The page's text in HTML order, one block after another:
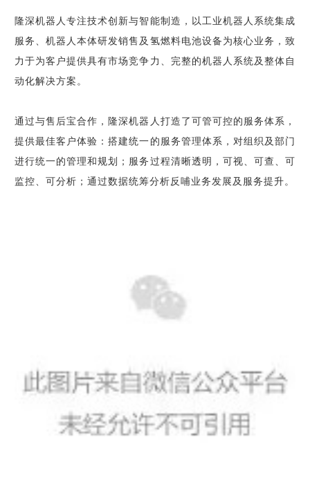
隆深机器人专注技术创新与智能制造，以工业机器人系统集成
服务、机器人本体研发销售及氢燃料电池设备为核心业务，致
力于为客户提供具有市场竞争力、完整的机器人系统及整体自
动化解决方案。
通过与售后宝合作，隆深机器人打造了可管可控的服务体系，
提供最佳客户体验：搭建统一的服务管理体系，对组织及部门
进行统一的管理和规划；服务过程清晰透明，可视、可查、可
监控、可分析；通过数据统筹分析反哺业务发展及服务提升。